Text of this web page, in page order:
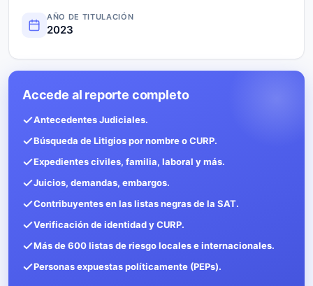
AÑO DE TITULACIÓN
2023
Accede al reporte completo
Antecedentes Judiciales.
Búsqueda de Litigios por nombre o CURP.
Expedientes civiles, familia, laboral y más.
Juicios, demandas, embargos.
Contribuyentes en las listas negras de la SAT.
Verificación de identidad y CURP.
Más de 600 listas de riesgo locales e internacionales.
Personas expuestas políticamente (PEPs).